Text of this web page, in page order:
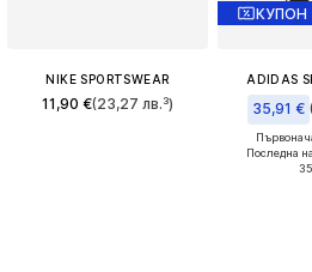
NIKE SPORTSWEAR
11,90 €(23,27 лв.³)
КУПОН
ADIDAS
35,91 €
Последна